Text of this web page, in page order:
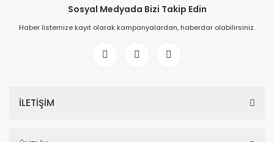
Sosyal Medyada Bizi Takip Edin
Haber listemize kayıt olarak kampanyalardan, haberdar olabilirsiniz.
İLETİŞİM